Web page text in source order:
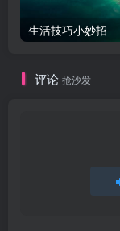
生活技巧小妙招
评论 抢沙发